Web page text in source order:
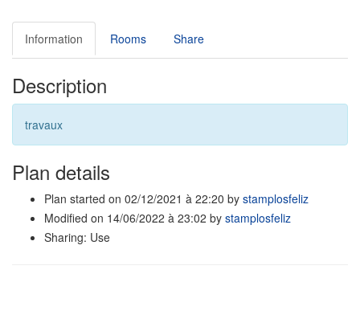
Information Rooms Share
Description
travaux
Plan details
Plan started on 02/12/2021 à 22:20 by stamplosfeliz
Modified on 14/06/2022 à 23:02 by stamplosfeliz
Sharing: Use